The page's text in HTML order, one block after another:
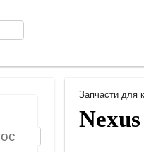
Запчасти для